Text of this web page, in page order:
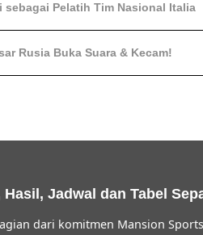
Pelatih Tim Nasional Italia
Rusia Buka Suara & Kecam!
Jadwal dan Tabel
dari komitmen Mansion